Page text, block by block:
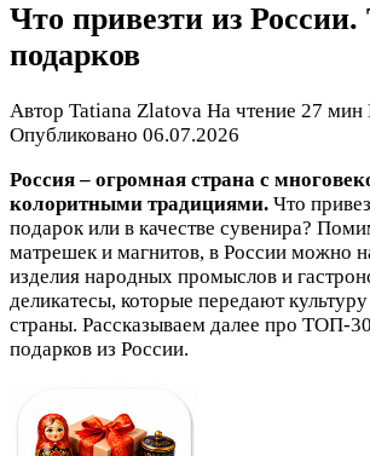
Что привезти из
подарков
Автор Tatiana Zlatova На чтение 27 мин
Опубликовано 06.07.2026
Россия – огромная страна с
колоритными традициями. Что
подарок или в качестве сувенира?
матрешек и магнитов, в России можно
изделия народных промыслов и
деликатесы, которые передают
страны. Рассказываем далее про ТОП-
подарков из России.